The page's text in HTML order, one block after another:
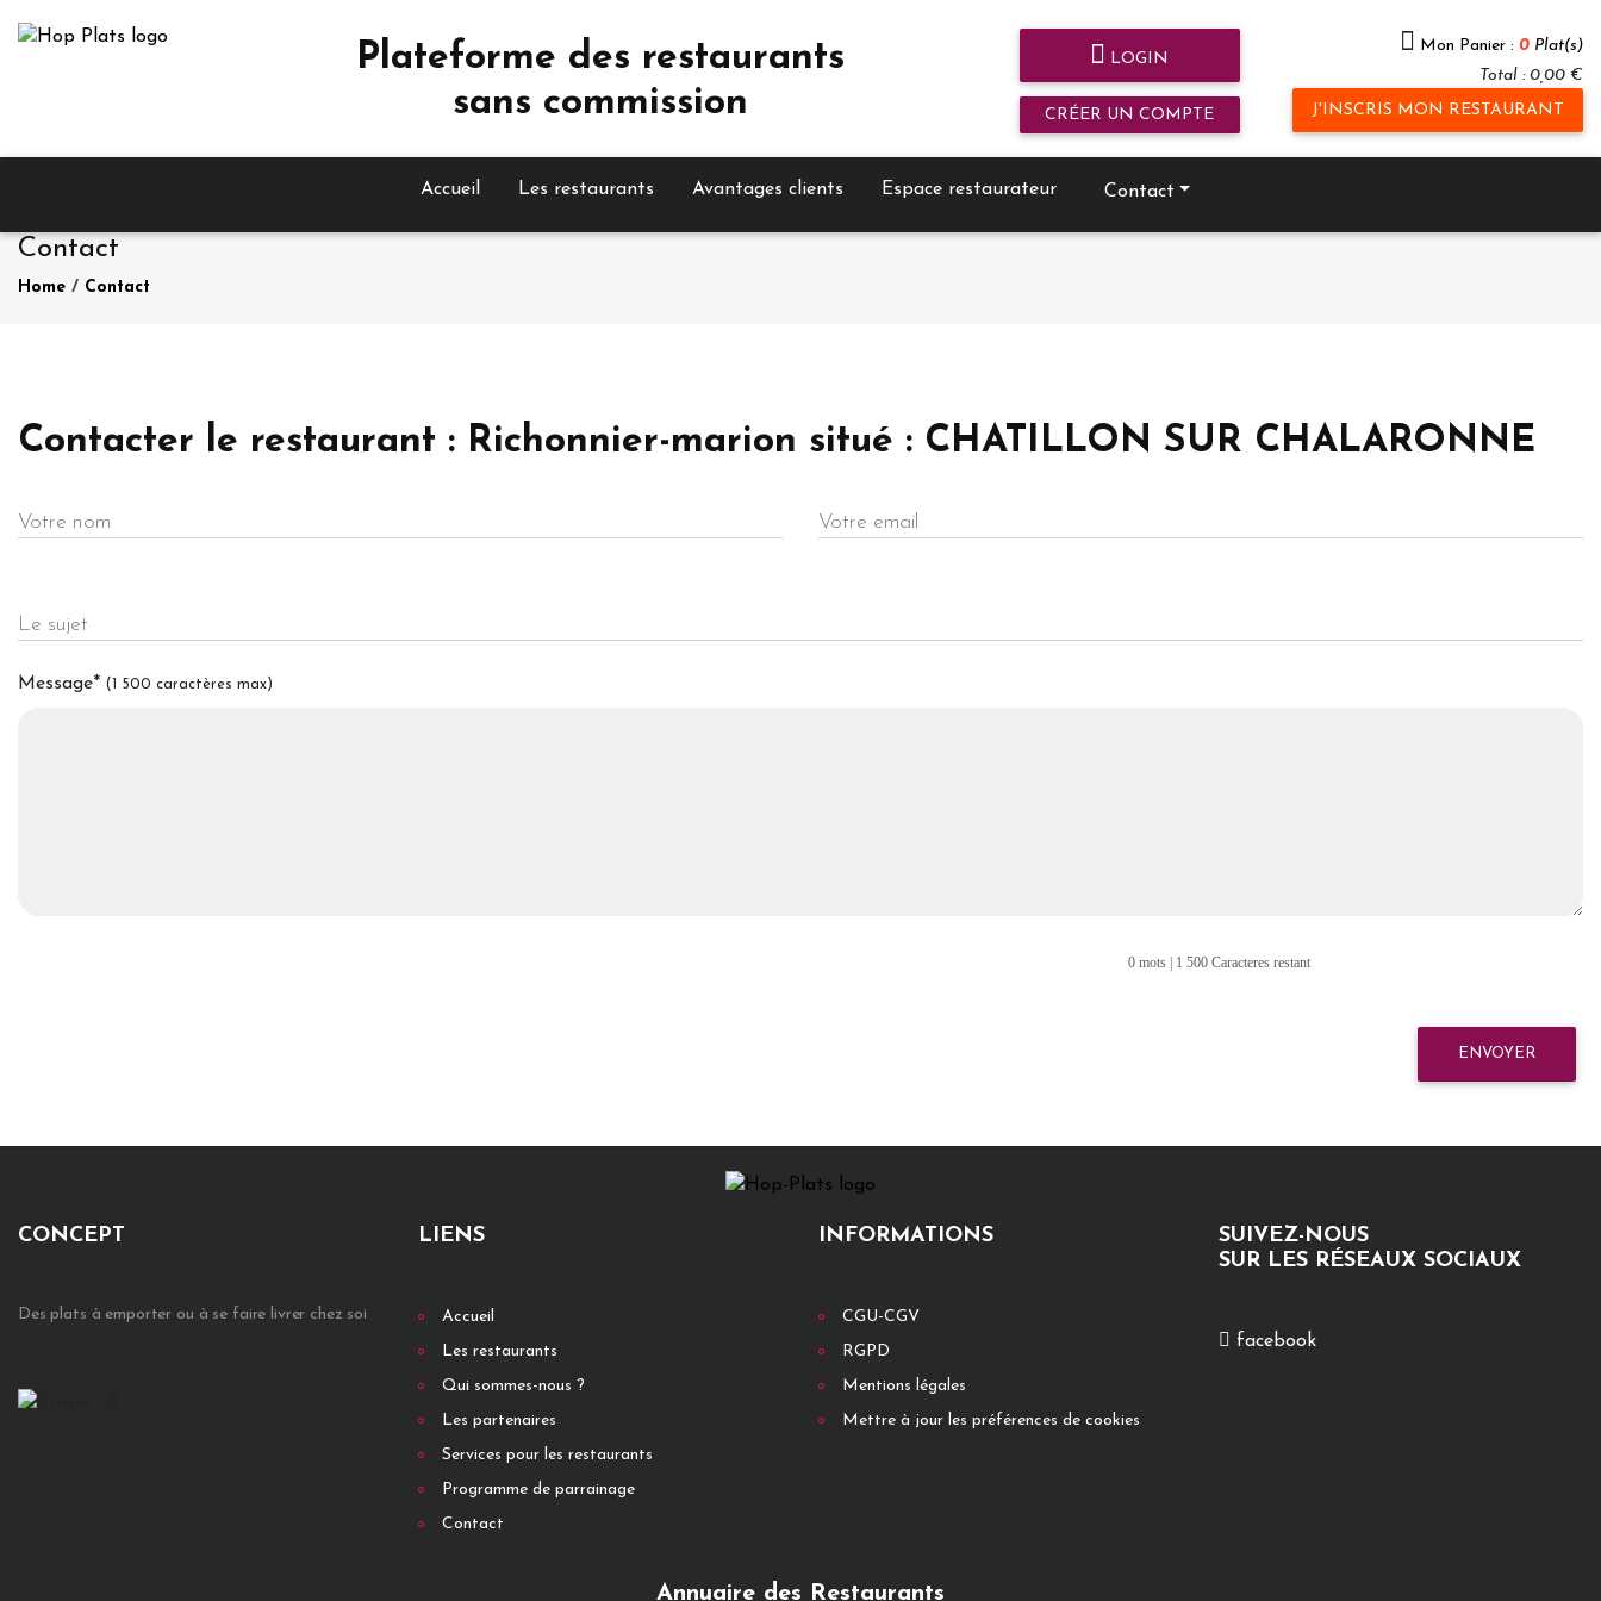
Plateforme des restaurants
sans commission
LOGIN
CRÉER UN COMPTE
Mon Panier : 0 Plat(s)
Total : 0,00 €
J'INSCRIS MON RESTAURANT
Accueil Les restaurants Avantages clients Espace restaurateur Contact
Contact
Home / Contact
Contacter le restaurant : Richonnier-marion situé : CHATILLON SUR CHALARONNE
Votre nom Votre email
Le sujet
Message* (1 500 caractères max)
0 mots | 1 500 Caracteres restant
ENVOYER
CONCEPT
Des plats à emporter ou à se faire livrer chez soi
LIENS
Accueil
Les restaurants
Qui sommes-nous ?
Les partenaires
Services pour les restaurants
Programme de parrainage
Contact
INFORMATIONS
CGU-CGV
RGPD
Mentions légales
Mettre à jour les préférences de cookies
SUIVEZ-NOUS
SUR LES RÉSEAUX SOCIAUX
facebook
Annuaire des Restaurants